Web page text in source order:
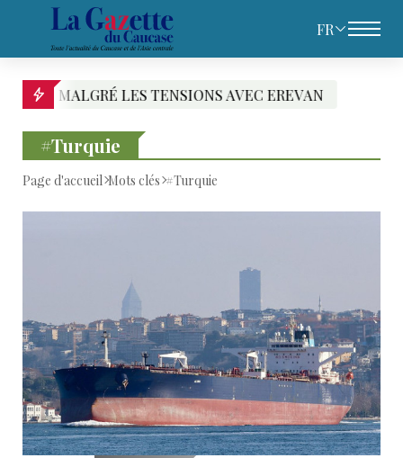
FR
EREVAN PACHINIAN DESIGNE LES
#Turquie
Page d'accueil Mots clés #Turquie